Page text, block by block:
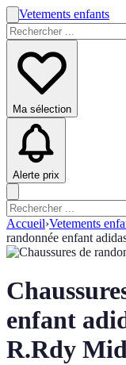
Vetements enfants
Ma sélection
Alerte prix
Accueil›Vetements
randonnée enfant
enfant
R.Rdy